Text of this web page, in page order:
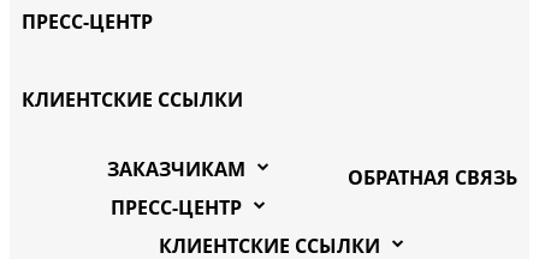
ПРЕСС-ЦЕНТР
КЛИЕНТСКИЕ ССЫЛКИ
ОБРАТНАЯ СВЯЗЬ
ЗАКАЗЧИКАМ
ПРЕСС-ЦЕНТР
КЛИЕНТСКИЕ ССЫЛКИ